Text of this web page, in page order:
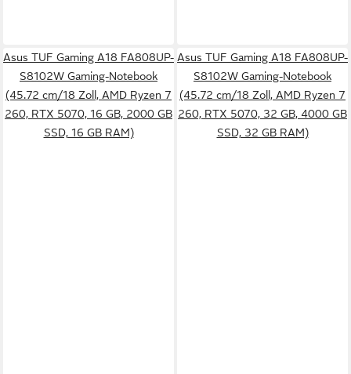
Asus TUF Gaming A18 FA808UP-
S8102W Gaming-Notebook
(45.72 cm/18 Zoll, AMD Ryzen 7
260, RTX 5070, 16 GB, 2000 GB
SSD, 16 GB RAM)
Asus TUF Gaming A18 FA808UP-
S8102W Gaming-Notebook
(45.72 cm/18 Zoll, AMD Ryzen 7
260, RTX 5070, 32 GB, 4000 GB
SSD, 32 GB RAM)